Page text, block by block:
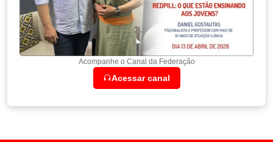
Acompanhe o Canal da Federação
Acessar canal